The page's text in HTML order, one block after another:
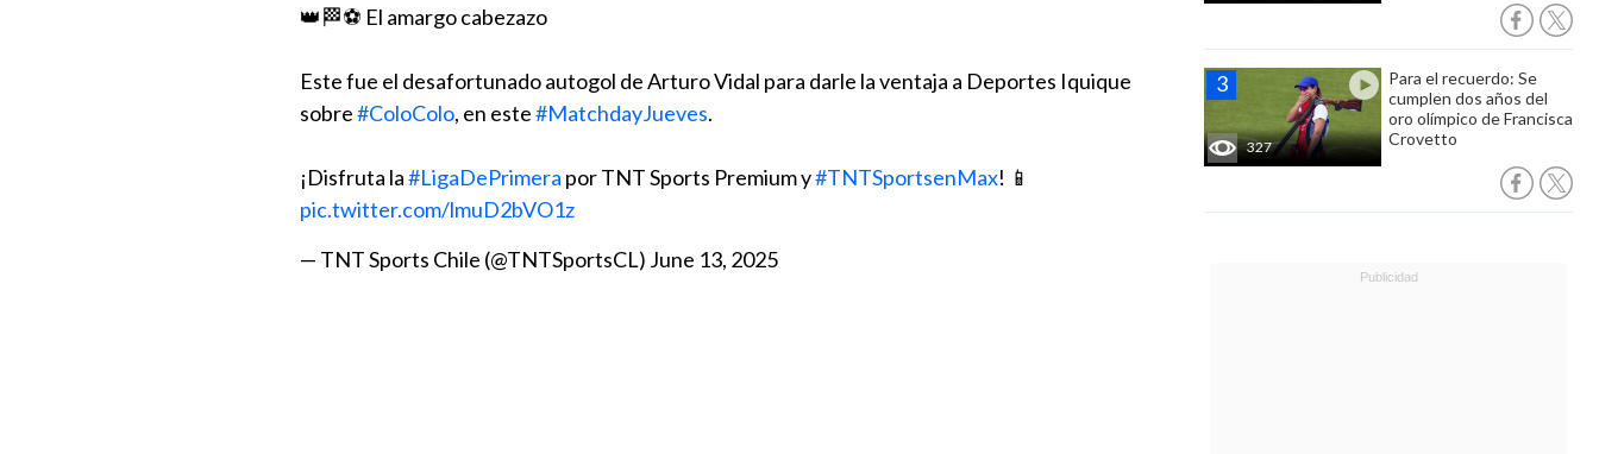
327
Para el recuerdo: Se
cumplen dos años del
oro olímpico de Francisca
Crovetto
👑🏁⚽ El amargo cabezazo
Este fue el desafortunado autogol de Arturo Vidal para darle la ventaja a Deportes Iquique
sobre#ColoColo, en este#MatchdayJueves.
¡Disfruta la#LigaDePrimera por TNT Sports Premium y#TNTSportsenMax! 📱
pic.twitter.com/lmuD2bVO1z
— TNT Sports Chile (@TNTSportsCL) June 13, 2025